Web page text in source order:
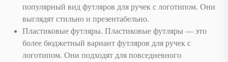
популярный вид футляров для ручек с логотипом. Они
выглядят стильно и презентабельно.
Пластиковые футляры. Пластиковые футляры — это
более бюджетный вариант футляров для ручек с
логотипом. Они подходят для повседневного